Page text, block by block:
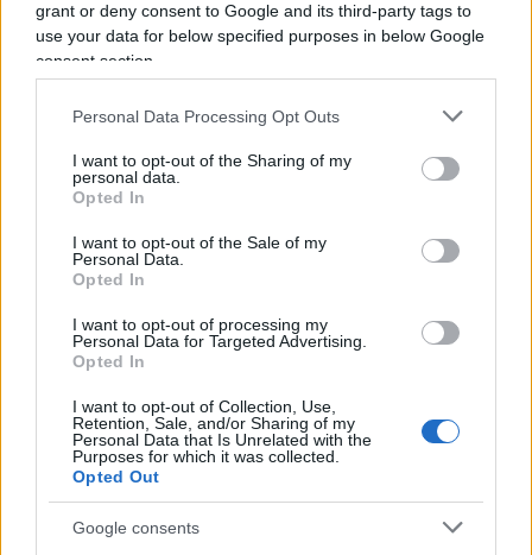
grant or deny consent to Google and its third-party tags to
use your data for below specified purposes in below Google
consent section.
Personal Data Processing Opt Outs
I want to opt-out of the Sharing of my
personal data.
Opted In
I want to opt-out of the Sale of my
Personal Data.
Opted In
I want to opt-out of processing my
Personal Data for Targeted Advertising.
Opted In
I want to opt-out of Collection, Use,
Retention, Sale, and/or Sharing of my
Personal Data that Is Unrelated with the
Purposes for which it was collected.
Opted Out
Google consents
sandinisti. Il vescovo è stato condannato a 26 anni
di carcere poche ore dopo aver rifiutato di essere
bandito negli Stati Uniti, accusato di tradimento,
cospirazione e diffusione di notizie false.
cercato di screditarlo dal suo pulpito televisivo
con una raffica di insulti che hanno ottenuto
l’effetto opposto. Il leader sandinista lo ha
descritto come arrogante, terrorista e squilibrato,
sorpreso che Álvarez non si sia piegato ai suoi
ordini. “Una cosa assurda, la decisione è dello
stato, non può rifiutarla. È incapace di avere il
coraggio di Cristo, che ha sopportato la
crocifissione”, ha detto Ortega. Álvarez difende il
suo popolo da molto tempo. Fin dai primi giorni